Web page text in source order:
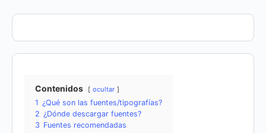
Contenidos ocultar
1 ¿Qué son las fuentes/tipografías?
2 ¿Dónde descargar fuentes?
3 Fuentes recomendadas